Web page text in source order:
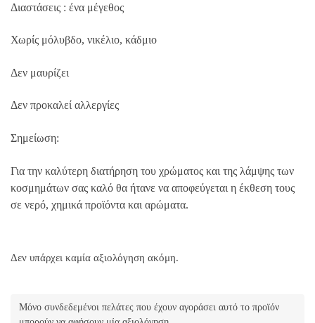
Διαστάσεις : ένα μέγεθος
Χωρίς μόλυβδο, νικέλιο, κάδμιο
Δεν μαυρίζει
Δεν προκαλεί αλλεργίες
Σημείωση:
Για την καλύτερη διατήρηση του χρώματος και της λάμψης των
κοσμημάτων σας καλό θα ήτανε να αποφεύγεται η έκθεση τους
σε νερό, χημικά προϊόντα και αρώματα.
Δεν υπάρχει καμία αξιολόγηση ακόμη.
Μόνο συνδεδεμένοι πελάτες που έχουν αγοράσει αυτό το προϊόν